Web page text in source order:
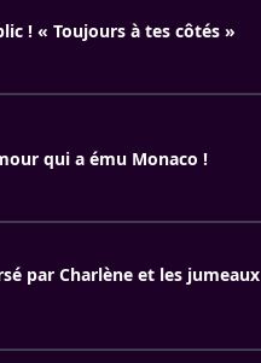
! « Toujours à tes côtés »
qui a ému Monaco !
par Charlène et les jumeaux